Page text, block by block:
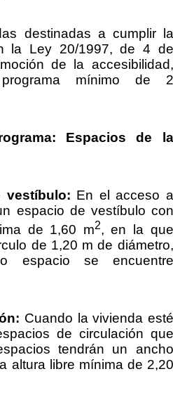
destinadas a cumplir la
la Ley 20/1997, de 4 de
de la accesibilidad,
mínimo de 2
Espacios de la
vestíbulo: En el acceso a
espacio de vestíbulo con
de 1,60 m2, en la que
de 1,20 m de diámetro,
espacio se encuentre
Cuando la vivienda esté
de circulación que
tendrán un ancho
altura libre mínima de 2,20